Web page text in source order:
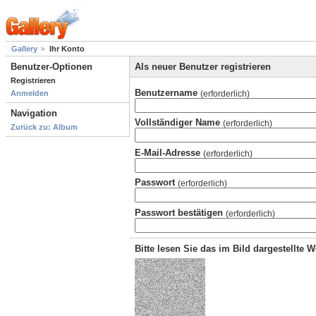
Gallery Ihr Konto
Benutzer-Optionen
Registrieren
Anmelden
Navigation
Zurück zu: Album
Als neuer Benutzer registrieren
Benutzername (erforderlich)
Vollständiger Name (erforderlich)
E-Mail-Adresse (erforderlich)
Passwort (erforderlich)
Passwort bestätigen (erforderlich)
Bitte lesen Sie das im Bild dargestellte